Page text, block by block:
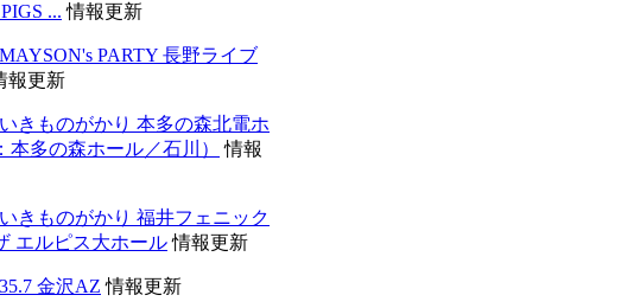
... 情報更新
MAYSON's PARTY 長野ライブ
報更新
いきものがかり 本多の森北電ホ
本多の森ホール／石川）
情報
いきものがかり 福井フェニック
エルピス大ホール情報更新
35.7 金沢AZ 情報更新